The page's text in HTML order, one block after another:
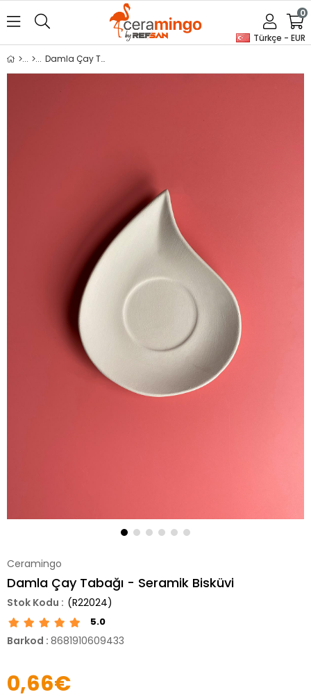
Türkçe - EUR
0
Damla Çay Tabağı - Seramik Bisküvi
Ceramingo
Damla Çay Tabağı - Seramik Bisküvi
(R22024)
5.0
Barkod : 8681910609433
0,66€